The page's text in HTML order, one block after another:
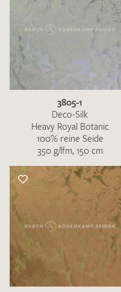
3805-1
Deco-Silk
Heavy Royal Botanic
100% reine Seide
350 g/lfm, 150 cm